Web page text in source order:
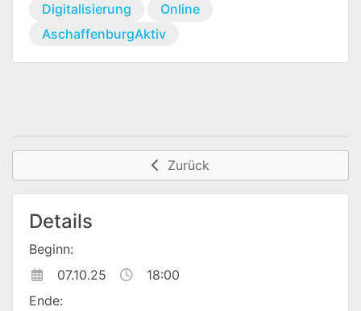
Digitalisierung
Online
AschaffenburgAktiv
Zurück
Details
Beginn:
07.10.25
18:00
Ende: